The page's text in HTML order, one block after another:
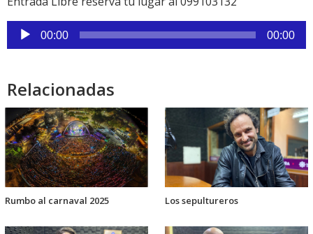
Reproductor
de
00:00 00:00
Relacionadas
Rumbo al carnaval 2025 Los sepultureros